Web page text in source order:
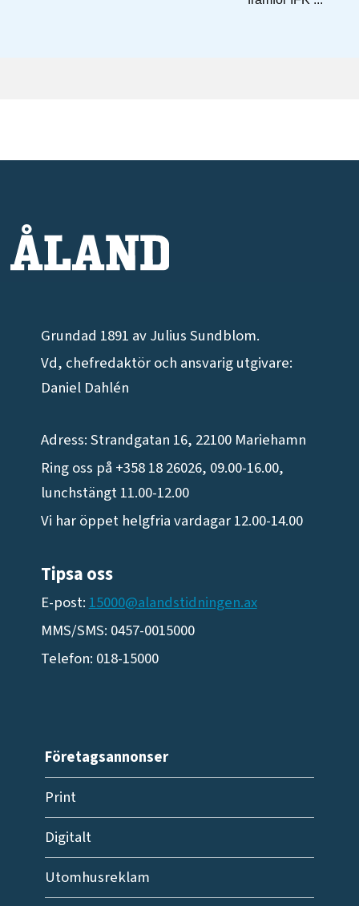
Grundad 1891 av Julius Sundblom.
Vd, chefredaktör och ansvarig utgivare:
Daniel Dahlén
Adress: Strandgatan 16, 22100 Mariehamn
Ring oss på +358 18 26026, 09.00-16.00,
lunchstängt 11.00-12.00
Vi har öppet helgfria vardagar 12.00-14.00
Tipsa oss
E-post: 15000@alandstidningen.ax
MMS/SMS: 0457-0015000
Telefon: 018-15000
Företagsannonser
Print
Digitalt
Utomhusreklam